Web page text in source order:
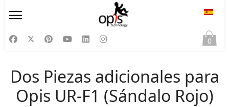
0
Dos Piezas adicionales para
Opis UR-F1 (Sándalo Rojo)